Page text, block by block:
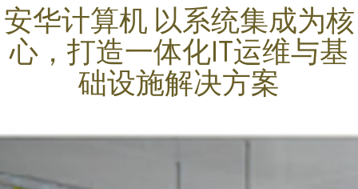
安华计算机 以系统集成为核
心，打造一体化IT运维与基
础设施解决方案